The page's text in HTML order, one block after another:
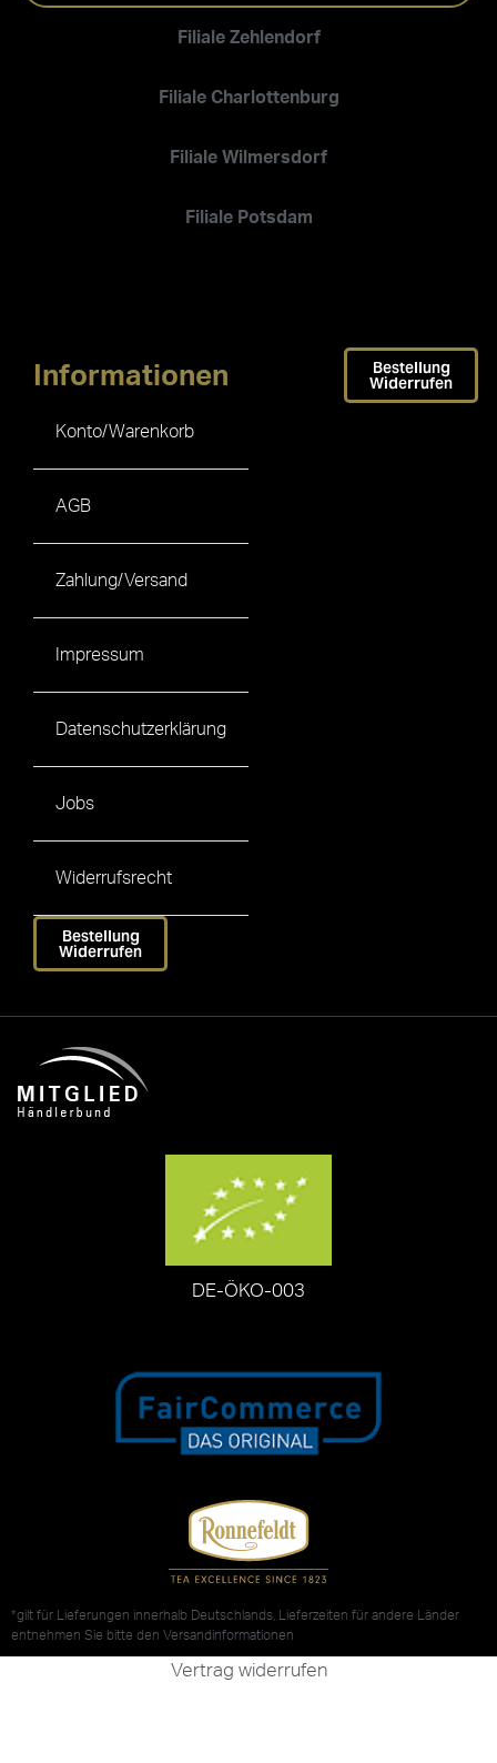
Filiale Zehlendorf
Filiale Charlottenburg
Filiale Wilmersdorf
Filiale Potsdam
Informationen
Konto/Warenkorb
AGB
Zahlung/Versand
Impressum
Datenschutzerklärung
Jobs
Widerrufsrecht
Bestellung
Widerrufen
Bestellung
Widerrufen
DE-ÖKO-003
*gilt für Lieferungen innerhalb Deutschlands, Lieferzeiten für andere Länder
entnehmen Sie bitte den Versandinformationen
Vertrag widerrufen